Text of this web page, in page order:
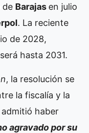
de Barajas en julio
. La reciente
de 2028,
hasta 2031.
, la resolución se
la fiscalía y la
haber
agravado por su